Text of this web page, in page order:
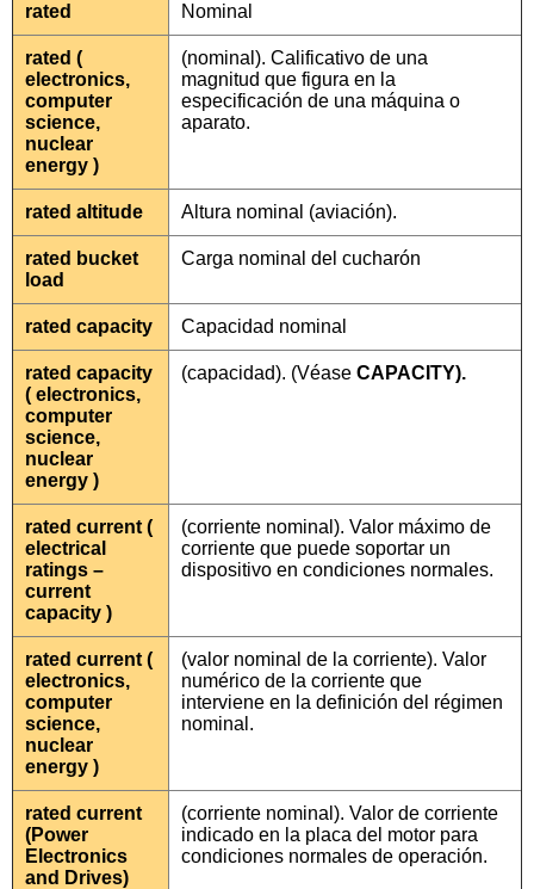
rated Nominal
rated (
electronics,
computer
science,
nuclear
energy )
(nominal). Calificativo de una
magnitud que figura en la
especificación de una máquina o
aparato.
rated altitude Altura nominal (aviación).
rated bucket
load
Carga nominal del cucharón
rated capacity Capacidad nominal
rated capacity
( electronics,
computer
science,
nuclear
energy )
(capacidad). (Véase CAPACITY).
rated current (
electrical
ratings –
current
capacity )
(corriente nominal). Valor máximo de
corriente que puede soportar un
dispositivo en condiciones normales.
rated current (
electronics,
computer
science,
nuclear
energy )
(valor nominal de la corriente). Valor
numérico de la corriente que
interviene en la definición del régimen
nominal.
rated current
(Power
Electronics
and Drives)
(corriente nominal). Valor de corriente
indicado en la placa del motor para
condiciones normales de operación.